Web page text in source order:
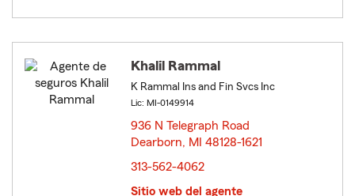
Khalil Rammal
K Rammal Ins and Fin Svcs Inc
Lic: MI-0149914
936 N Telegraph Road
Dearborn, MI 48128-1621
313-562-4062
Sitio web del agente